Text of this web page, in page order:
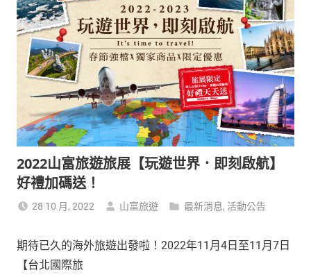
2022山富旅遊旅展【玩遊世界．即刻啟航】
好禮加碼送！
28 10 月, 2022 山富旅遊 最新消息, 活動公告
期待已久的海外旅遊出發啦！2022年11月4日至11月7日
【台北國際旅